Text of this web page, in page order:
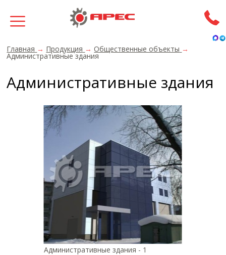
Главная → Продукция → Общественные объекты →
Административные здания
Административные здания
Административные здания - 1